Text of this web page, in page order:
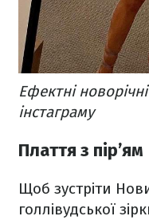
Ефектні
інстаграму
Плаття з пір’ям
Щоб зустріти
голлівудської